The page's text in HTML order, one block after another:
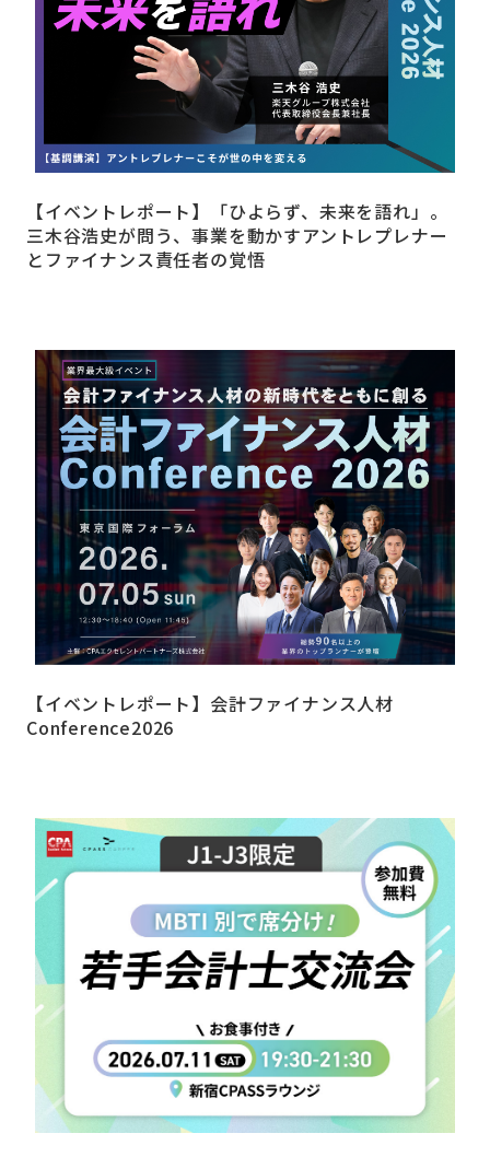
【イベントレポート】「ひよらず、未来を語れ」。
三木谷浩史が問う、事業を動かすアントレプレナー
とファイナンス責任者の覚悟
【イベントレポート】会計ファイナンス人材
Conference2026